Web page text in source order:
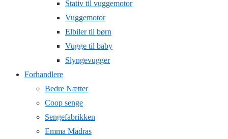
Stativ til vuggemotor
Vuggemotor
Elbiler til børn
Vugge til baby
Slyngevugger
Forhandlere
Bedre Nætter
Coop senge
Sengefabrikken
Emma Madras